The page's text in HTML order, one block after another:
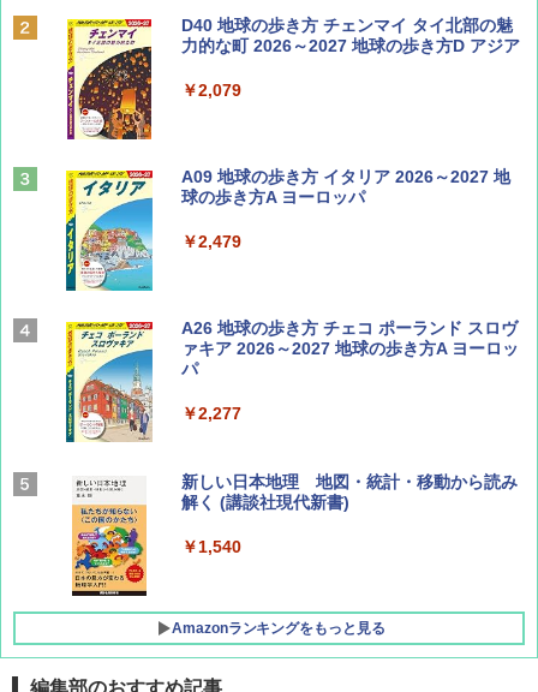
ディズニーファン ２０２６年 ９月号 [雑
誌] (ＤＩＳＮＥＹ ＦＡＮ)
￥713
山と溪谷 2026年8月号「南アルプス大全」
Coyote No.89 特集 星野道夫 夢見る旅
￥1,540
AIRLINE（エアライン）2026年9月号【特
集】ボーイング110周年を祝して！
￥1,760
D40 地球の歩き方 チェンマイ タイ北部の魅
力的な町 2026～2027 地球の歩き方D アジア
￥2,079
A09 地球の歩き方 イタリア 2026～2027 地
球の歩き方A ヨーロッパ
￥2,479
A26 地球の歩き方 チェコ ポーランド スロヴ
ァキア 2026～2027 地球の歩き方A ヨーロッ
パ
￥2,277
新しい日本地理 地図・統計・移動から読み
解く (講談社現代新書)
￥1,540
Amazonランキングをもっと見る